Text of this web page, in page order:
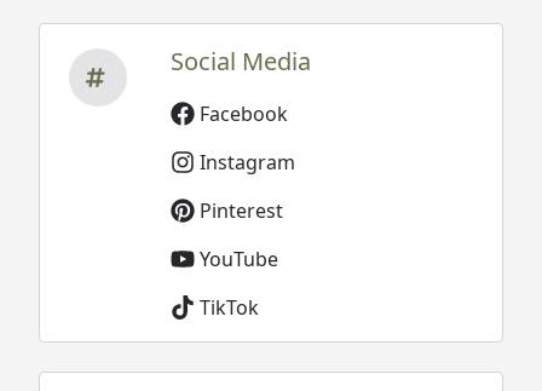
Social Media
Facebook
Instagram
Pinterest
YouTube
TikTok